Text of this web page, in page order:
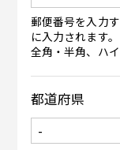
郵便番号を入力
に入力されます。
全角・半角、ハ
都道府県